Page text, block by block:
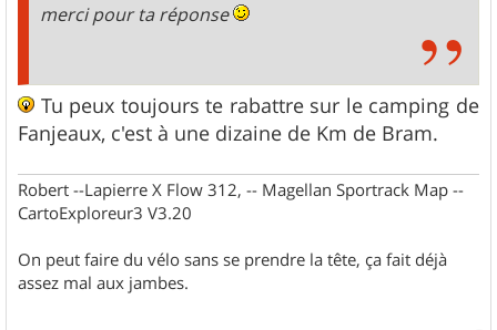
merci pour ta réponse
Tu peux toujours te rabattre sur le camping de
Fanjeaux, c'est à une dizaine de Km de Bram.
Robert --Lapierre X Flow 312, -- Magellan Sportrack Map --
CartoExploreur3 V3.20
On peut faire du vélo sans se prendre la tête, ça fait déjà
assez mal aux jambes.